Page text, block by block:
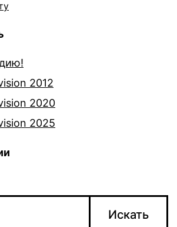
2012
2020
2025